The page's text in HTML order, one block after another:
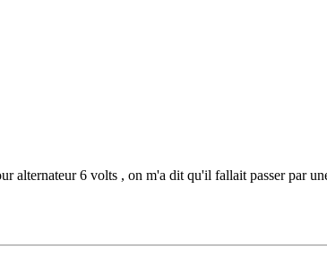
alternateur 6 volts , on m'a dit qu'il fallait passer par